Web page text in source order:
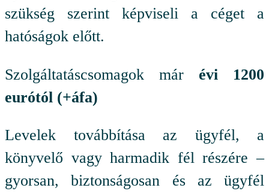
szükség szerint képviseli a céget a
hatóságok előtt.
Szolgáltatáscsomagok már évi 1200
eurótól (+áfa)
Levelek továbbítása az ügyfél, a
könyvelő vagy harmadik fél részére –
gyorsan, biztonságosan és az ügyfél